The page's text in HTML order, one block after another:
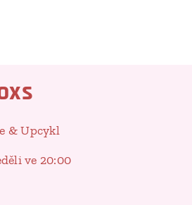
& Upcykl
ve 20:00